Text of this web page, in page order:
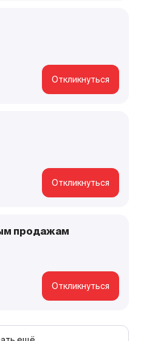
Откликнуться
Откликнуться
продажам
Откликнуться